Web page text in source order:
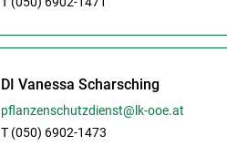
DI Vanessa Scharsching
pflanzenschutzdienst@lk-ooe.at
T (050) 6902-1473